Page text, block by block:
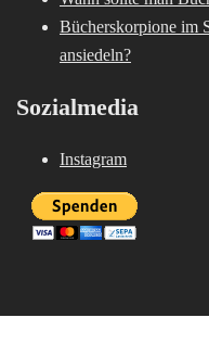
Bücherskorpione im
ansiedeln?
Sozialmedia
Instagram